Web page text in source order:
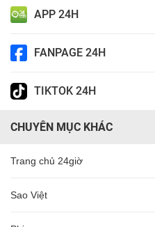
APP 24H
FANPAGE 24H
TIKTOK 24H
CHUYÊN MỤC KHÁC
Trang chủ 24giờ
Sao Việt